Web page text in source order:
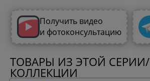
Получить видео
и фотоконсультацию
ТОВАРЫ ИЗ ЭТОЙ СЕРИИ/
КОЛЛЕКЦИИ